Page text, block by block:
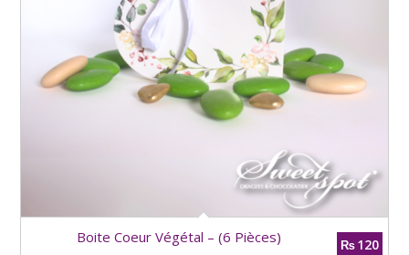
Boite Coeur Végétal – (6 Pièces) ₨120